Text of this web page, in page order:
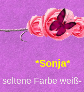
*Sonja*
Farbe weiß-